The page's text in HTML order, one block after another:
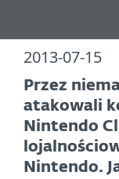
2013-07-15
Przez
atakowali
Nintendo
Nintendo.